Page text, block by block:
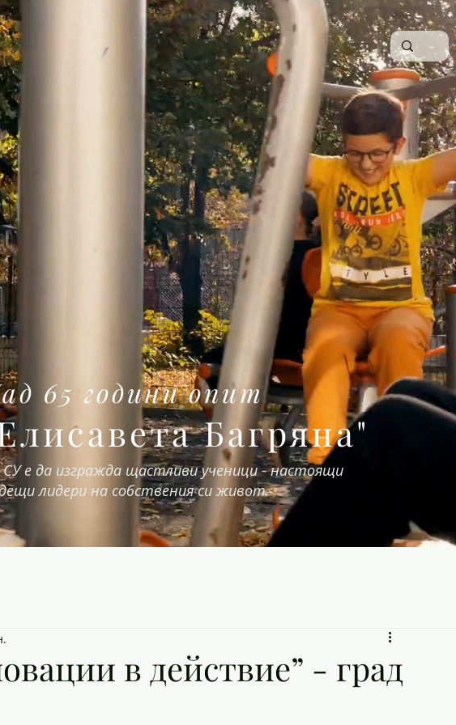
65 години опит
Багряна"
е да изгражда щастливи ученици - настоящи
лидери на собствения си живот.
в действие” - град